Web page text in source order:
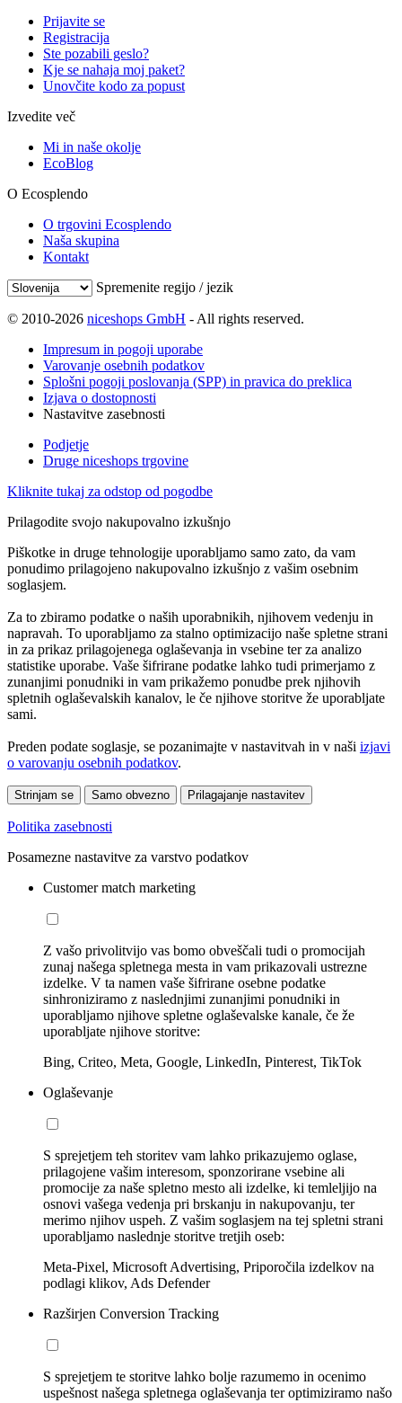
Prijavite se
Registracija
Ste pozabili geslo?
Kje se nahaja moj paket?
Unovčite kodo za popust
Izvedite več
Mi in naše okolje
EcoBlog
O Ecosplendo
O trgovini Ecosplendo
Naša skupina
Kontakt
Spremenite regijo / jezik
© 2010-2026 niceshops GmbH - All rights reserved.
Impresum in pogoji uporabe
Varovanje osebnih podatkov
Splošni pogoji poslovanja (SPP) in pravica do preklica
Izjava o dostopnosti
Nastavitve zasebnosti
Podjetje
Druge niceshops trgovine
Kliknite tukaj za odstop od pogodbe
Prilagodite svojo nakupovalno izkušnjo
Piškotke in druge tehnologije uporabljamo samo zato, da vam
ponudimo prilagojeno nakupovalno izkušnjo z vašim osebnim
soglasjem.
Za to zbiramo podatke o naših uporabnikih, njihovem vedenju in
napravah. To uporabljamo za stalno optimizacijo naše spletne strani
in za prikaz prilagojenega oglaševanja in vsebine ter za analizo
statistike uporabe. Vaše šifrirane podatke lahko tudi primerjamo z
zunanjimi ponudniki in vam prikažemo ponudbe prek njihovih
spletnih oglaševalskih kanalov, le če njihove storitve že uporabljate
sami.
Preden podate soglasje, se pozanimajte v nastavitvah in v naši izjavi
o varovanju osebnih podatkov.
Strinjam se Samo obvezno Prilagajanje nastavitev
Politika zasebnosti
Posamezne nastavitve za varstvo podatkov
Customer match marketing
Z vašo privolitvijo vas bomo obveščali tudi o promocijah
zunaj našega spletnega mesta in vam prikazovali ustrezne
izdelke. V ta namen vaše šifrirane osebne podatke
sinhroniziramo z naslednjimi zunanjimi ponudniki in
uporabljamo njihove spletne oglaševalske kanale, če že
uporabljate njihove storitve:
Bing, Criteo, Meta, Google, LinkedIn, Pinterest, TikTok
Oglaševanje
S sprejetjem teh storitev vam lahko prikazujemo oglase,
prilagojene vašim interesom, sponzorirane vsebine ali
promocije za naše spletno mesto ali izdelke, ki temleljijo na
osnovi vašega vedenja pri brskanju in nakupovanju, ter
merimo njihov uspeh. Z vašim soglasjem na tej spletni strani
uporabljamo naslednje storitve tretjih oseb:
Meta-Pixel, Microsoft Advertising, Priporočila izdelkov na
podlagi klikov, Ads Defender
Razširjen Conversion Tracking
S sprejetjem te storitve lahko bolje razumemo in ocenimo
uspešnost našega spletnega oglaševanja ter optimiziramo našo